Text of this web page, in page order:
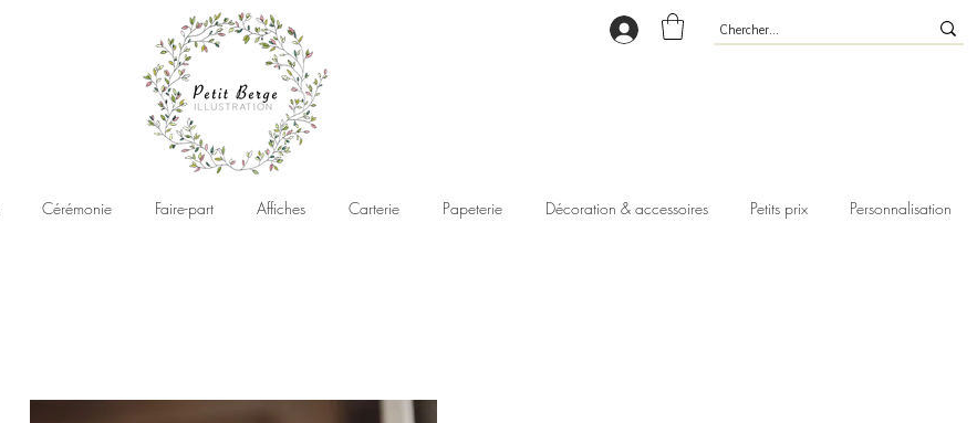
Cérémonie Faire-part Affiches Carterie Papeterie Décoration & accessoires Petits prix Personnalisation